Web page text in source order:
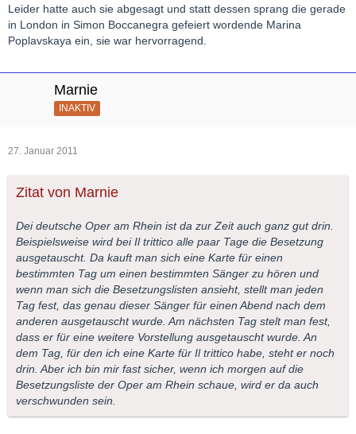
Leider hatte auch sie abgesagt und statt dessen sprang die gerade
in London in Simon Boccanegra gefeiert wordende Marina
Poplavskaya ein, sie war hervorragend.
Marnie
INAKTIV
27. Januar 2011
Zitat von Marnie
Dei deutsche Oper am Rhein ist da zur Zeit auch ganz gut drin.
Beispielsweise wird bei Il trittico alle paar Tage die Besetzung
ausgetauscht. Da kauft man sich eine Karte für einen
bestimmten Tag um einen bestimmten Sänger zu hören und
wenn man sich die Besetzungslisten ansieht, stellt man jeden
Tag fest, das genau dieser Sänger für einen Abend nach dem
anderen ausgetauscht wurde. Am nächsten Tag stelt man fest,
dass er für eine weitere Vorstellung ausgetauscht wurde. An
dem Tag, für den ich eine Karte für Il trittico habe, steht er noch
drin. Aber ich bin mir fast sicher, wenn ich morgen auf die
Besetzungsliste der Oper am Rhein schaue, wird er da auch
verschwunden sein.